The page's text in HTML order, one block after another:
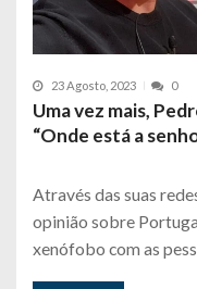
23 Agosto, 2023 0
Uma vez mais,
“Onde está a
Através das suas
opinião sobre
xenófobo com as